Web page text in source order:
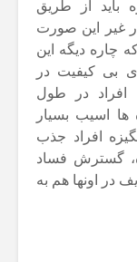
باید از طریق
غیر این صورت
چاره دیگه این
بی کیفیت در
افراد در طول
ها اسیب بسیار
افراد جذب
گسترش فساد
در اونها هم به